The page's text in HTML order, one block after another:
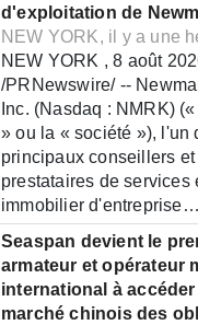
d'exploitation de
NEW YORK, il y a une
NEW YORK , 8 août
/PRNewswire/ --
Inc. (Nasdaq : NMRK)
» ou la « société »), l'un
principaux conseillers et
prestataires de services
immobilier d'entreprise…
Seaspan devient le
armateur et opérateur
international à accéder
marché chinois des